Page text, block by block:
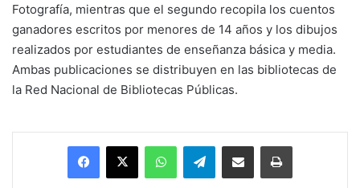
Fotografía, mientras que el segundo recopila los cuentos
ganadores escritos por menores de 14 años y los dibujos
realizados por estudiantes de enseñanza básica y media.
Ambas publicaciones se distribuyen en las bibliotecas de
la Red Nacional de Bibliotecas Públicas.
Facebook
X WhatsAppTelegramEnviar vía email Imprimir